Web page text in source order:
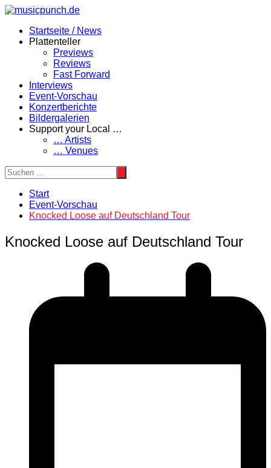
Zum
springenStartseite / News
Plattenteller
Previews
Reviews
Fast Forward
Interviews
Event-Vorschau
Konzertberichte
Bildergalerien
Support your Local …
… Artists
… Venues
Start
Event-Vorschau
Knocked Loose auf Deutschland Tour
Knocked Loose auf Deutschland Tour